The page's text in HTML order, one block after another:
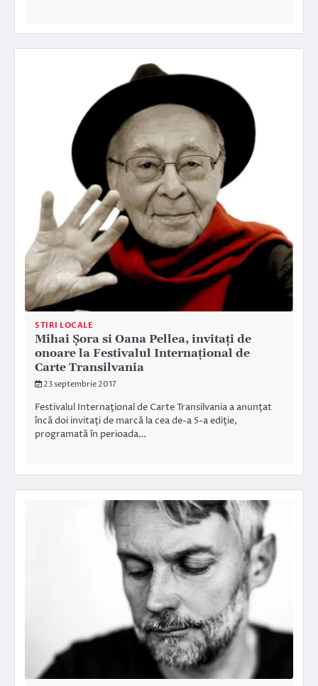
STIRI LOCALE
Mihai Şora si Oana Pellea, invitaţi de
onoare la Festivalul Internaţional de
Carte Transilvania
23 septembrie 2017
Festivalul Internaţional de Carte Transilvania a anunţat
încă doi invitaţi de marcă la cea de-a 5-a ediţie,
programată în perioada…